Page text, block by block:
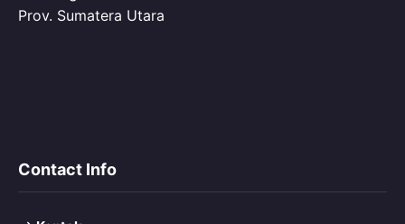
Prov. Sumatera Utara
Contact Info